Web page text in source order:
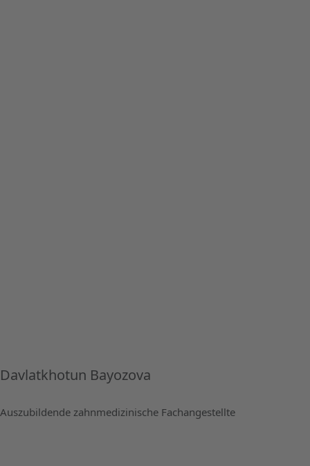
Davlatkhotun Bayozova
Auszubildende zahnmedizinische Fachangestellte